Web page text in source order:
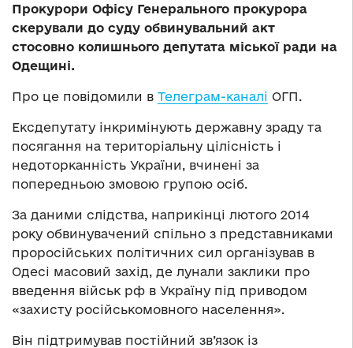
Прокурори Офісу Генерального прокурора
скерували до суду обвинувальний акт
стосовно колишнього депутата міської ради на
Одещині.
Про це повідомили в Телеграм-каналі ОГП.
Ексдепутату інкримінують державну зраду та
посягання на територіальну цілісність і
недоторканність України, вчинені за
попередньою змовою групою осіб.
За даними слідства, наприкінці лютого 2014
року обвинувачений спільно з представниками
проросійських політичних сил організував в
Одесі масовий захід, де лунали заклики про
введення військ рф в Україну під приводом
«захисту російськомовного населення».
Він підтримував постійний зв’язок із